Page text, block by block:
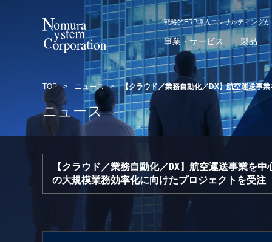
戦略的ERP導入コンサルティング
事業・サービス 製品
TOP > ニュース >【クラウド／業務自動化／DX】航空運送事
ニュース
【クラウド／業務自動化／DX】航空運送事業を
の大規模業務効率化に向けたプロジェクトを受注